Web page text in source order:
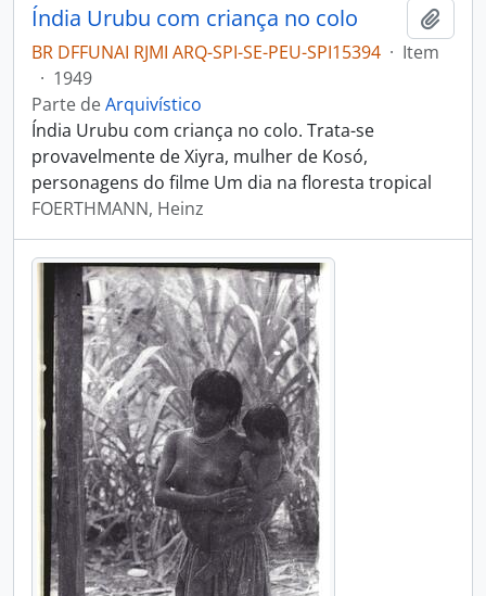
Índia Urubu com criança no colo
BR DFFUNAI RJMI ARQ-SPI-SE-PEU-SPI15394 · Item
· 1949
Parte deArquivístico
Índia Urubu com criança no colo. Trata-se
provavelmente de Xiyra, mulher de Kosó,
personagens do filme Um dia na floresta tropical
FOERTHMANN, Heinz